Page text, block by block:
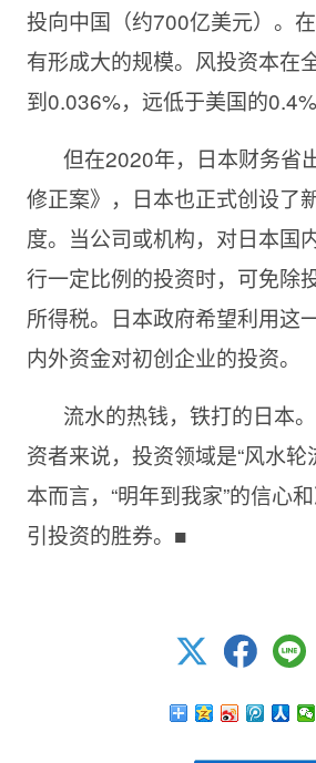
投向中国（约700亿美元）。
有形成大的规模。风投资本在
到0.036%，远低于美国的0.4%
但在2020年，日本财务省
修正案》，日本也正式创设了
度。当公司或机构，对日本国
行一定比例的投资时，可免除
所得税。日本政府希望利用这
内外资金对初创企业的投资。
流水的热钱，铁打的日本
资者来说，投资领域是“风水轮
本而言，“明年到我家”的信心
引投资的胜券。■